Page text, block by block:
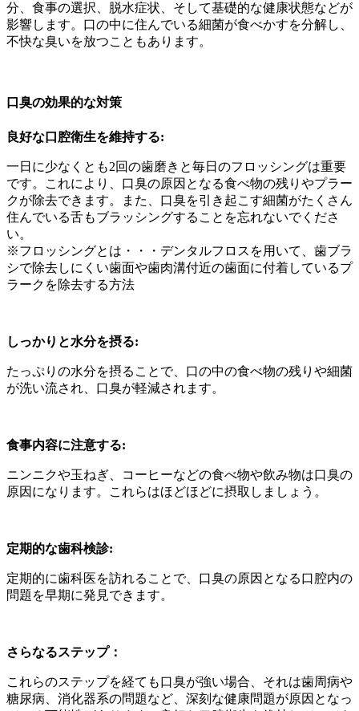
分、食事の選択、脱水症状、そして基礎的な健康状態などが
影響します。口の中に住んでいる細菌が食べかすを分解し、
不快な臭いを放つこともあります。
口臭の効果的な対策
良好な口腔衛生を維持する:
一日に少なくとも2回の歯磨きと毎日のフロッシングは重要
です。これにより、口臭の原因となる食べ物の残りやプラー
クが除去できます。また、口臭を引き起こす細菌がたくさん
住んでいる舌もブラッシングすることを忘れないでくださ
い。
※フロッシングとは・・・デンタルフロスを用いて、歯ブラ
シで除去しにくい歯面や歯肉溝付近の歯面に付着しているプ
ラークを除去する方法
しっかりと水分を摂る:
たっぷりの水分を摂ることで、口の中の食べ物の残りや細菌
が洗い流され、口臭が軽減されます。
食事内容に注意する:
ニンニクや玉ねぎ、コーヒーなどの食べ物や飲み物は口臭の
原因になります。これらはほどほどに摂取しましょう。
定期的な歯科検診:
定期的に歯科医を訪れることで、口臭の原因となる口腔内の
問題を早期に発見できます。
さらなるステップ：
これらのステップを経ても口臭が強い場合、それは歯周病や
糖尿病、消化器系の問題など、深刻な健康問題が原因となっ